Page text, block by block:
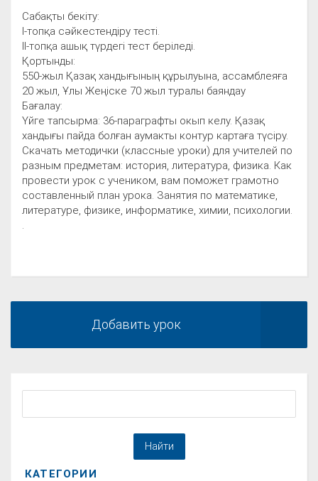
Сабақты бекіту:
І-топқа сәйкестендіру тесті.
ІІ-топқа ашық түрдегі тест беріледі.
Қортынды:
550-жыл Қазақ хандығының құрылуына, ассамблеяға
20 жыл, Ұлы Жеңіске 70 жыл туралы баяндау
Бағалау:
Үйге тапсырма: 36-параграфты окып келу. Қазақ
хандығы пайда болған аумакты контур картаға түсіру.
Скачать методички (классные уроки) для учителей по
разным предметам: история, литература, физика. Как
провести урок с учеником, вам поможет грамотно
составленный план урока. Занятия по математике,
литературе, физике, информатике, химии, психологии.
Добавить урок
КАТЕГОРИИ